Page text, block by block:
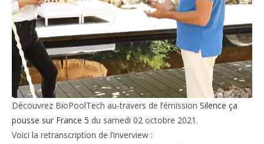
Découvrez BioPoolTech au-travers de l’émission Silence ça
pousse sur France 5 du samedi 02 octobre 2021.
Voici la retranscription de l’inverview :